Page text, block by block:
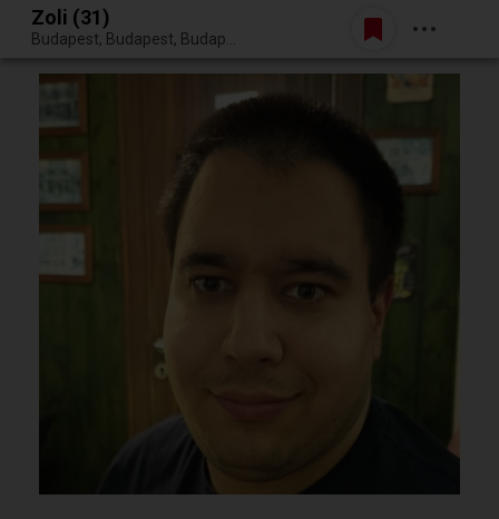
Egy jó randiból bármi lehet.
Belépés
Zoli (31)